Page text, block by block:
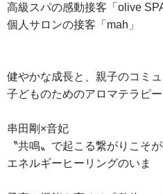
高級スパの感動接客「olive SPA
個人サロンの接客「mah」
健やかな成長と、親子のコミュ
子どものためのアロマテラピー
串田剛×音妃
〝共鳴〟で起こる繋がりこそが
エネルギーヒーリングのいま